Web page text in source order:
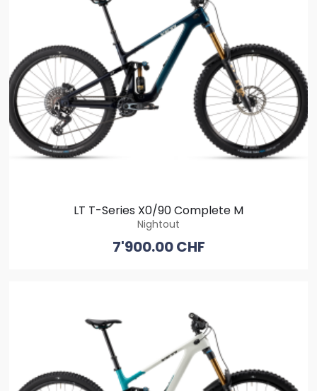
LT T-Series X0/90 Complete M
Nightout
7'900.00 CHF